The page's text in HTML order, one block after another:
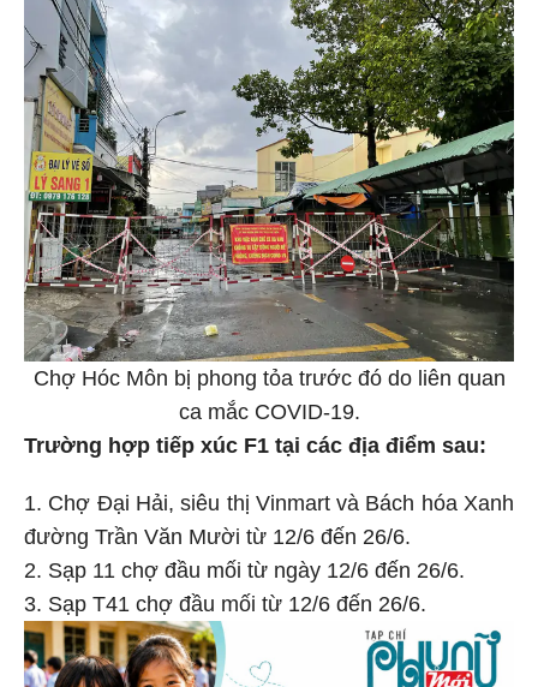
Chợ Hóc Môn bị phong tỏa trước đó do liên quan
ca mắc COVID-19.
Trường hợp tiếp xúc F1 tại các địa điểm sau:
1. Chợ Đại Hải, siêu thị Vinmart và Bách hóa Xanh
đường Trần Văn Mười từ 12/6 đến 26/6.
2. Sạp 11 chợ đầu mối từ ngày 12/6 đến 26/6.
3. Sạp T41 chợ đầu mối từ 12/6 đến 26/6.